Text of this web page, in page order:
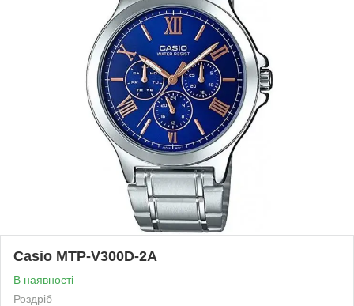
Casio MTP-V300D-2A
В наявності
Роздріб